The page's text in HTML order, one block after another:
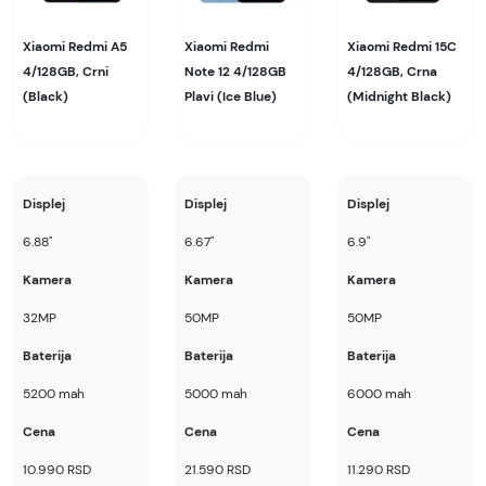
Xiaomi Redmi A5
4/128GB, Crni
(Black)
Xiaomi Redmi
Note 12 4/128GB
Plavi (Ice Blue)
Xiaomi Redmi 15C
4/128GB, Crna
(Midnight Black)
Displej
6.88"
Kamera
32MP
Baterija
5200 mah
Cena
10.990 RSD
Displej
6.67"
Kamera
50MP
Baterija
5000 mah
Cena
21.590 RSD
Displej
6.9"
Kamera
50MP
Baterija
6000 mah
Cena
11.290 RSD